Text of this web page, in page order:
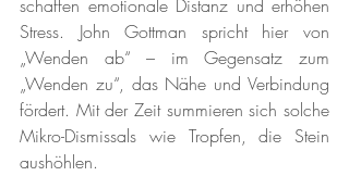
schaffen emotionale Distanz und erhöhen
Stress. John Gottman spricht hier von
„Wenden ab“ – im Gegensatz zum
„Wenden zu“, das Nähe und Verbindung
fördert. Mit der Zeit summieren sich solche
Mikro-Dismissals wie Tropfen, die Stein
aushöhlen.